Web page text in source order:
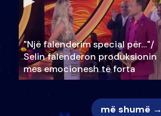
"Një falenderim special për…"/
Selin falënderon produksionin
mes emocionesh të forta
më shumë →